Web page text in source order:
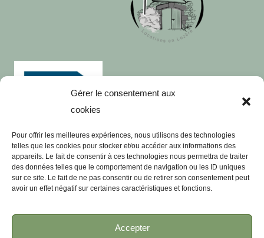
Gérer le consentement aux
cookies
Pour offrir les meilleures expériences, nous utilisons des technologies
telles que les cookies pour stocker et/ou accéder aux informations des
appareils. Le fait de consentir à ces technologies nous permettra de traiter
des données telles que le comportement de navigation ou les ID uniques
sur ce site. Le fait de ne pas consentir ou de retirer son consentement peut
avoir un effet négatif sur certaines caractéristiques et fonctions.
Accepter
Le Gite en Grés Rose
Le Gite en Granit
Visites Touristiques